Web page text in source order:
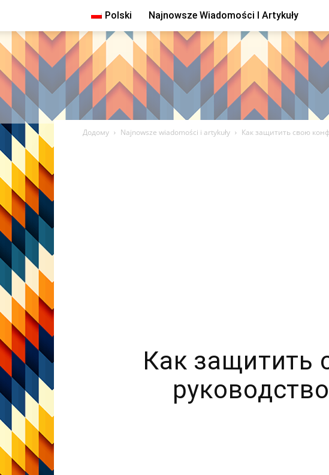
Polski Najnowsze Wiadomości I Artykuły
Додому Najnowsze wiadomości i artykuły Как защитить свою
Как защитить